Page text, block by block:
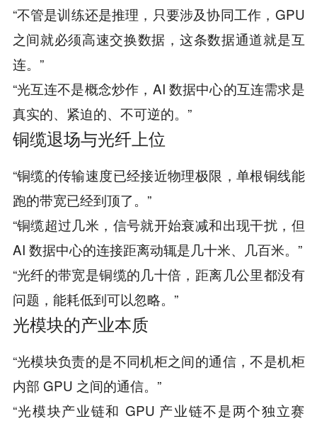
“不管是训练还是推理，只要涉及协同工作，GPU
之间就必须高速交换数据，这条数据通道就是互
连。”
“光互连不是概念炒作，AI 数据中心的互连需求是
真实的、紧迫的、不可逆的。”
铜缆退场与光纤上位
“铜缆的传输速度已经接近物理极限，单根铜线能
跑的带宽已经到顶了。”
“铜缆超过几米，信号就开始衰减和出现干扰，但
AI 数据中心的连接距离动辄是几十米、几百米。”
“光纤的带宽是铜缆的几十倍，距离几公里都没有
问题，能耗低到可以忽略。”
光模块的产业本质
“光模块负责的是不同机柜之间的通信，不是机柜
内部 GPU 之间的通信。”
“光模块产业链和 GPU 产业链不是两个独立赛